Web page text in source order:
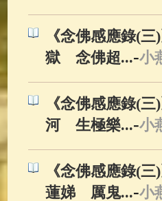
《念佛感應錄(
獄 念佛超...-小
《念佛感應錄(
河 生極樂...-小
《念佛感應錄(
蓮娣 厲鬼...-小